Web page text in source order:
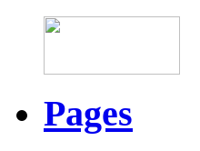
Pages